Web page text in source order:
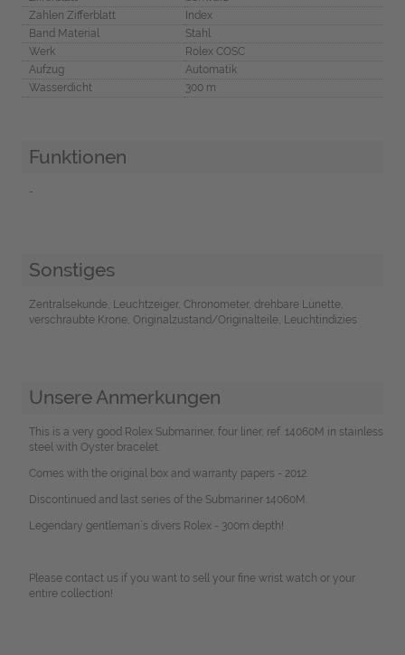
Zahlen Zifferblatt
Index
Band Material
Stahl
Werk
Rolex COSC
Aufzug
Automatik
Wasserdicht
300 m
Funktionen
-
Sonstiges
Zentralsekunde, Leuchtzeiger, Chronometer, drehbare Lünette,
verschraubte Krone, Originalzustand/Originalteile, Leuchtindizies
Unsere Anmerkungen
This is a very good Rolex Submariner, four liner, ref. 14060M in stainless
steel with Oyster bracelet.
Comes with the original box and warranty papers - 2012.
Discontinued and last series of the Submariner 14060M.
Legendary gentleman`s divers Rolex - 300m depth!
Please contact us if you want to sell your fine wrist watch or your
entire collection!